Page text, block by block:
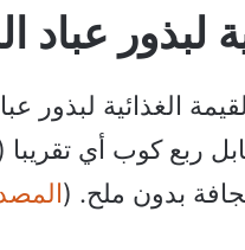
لبذور
الغذائية لبذور
بدون ملح. (